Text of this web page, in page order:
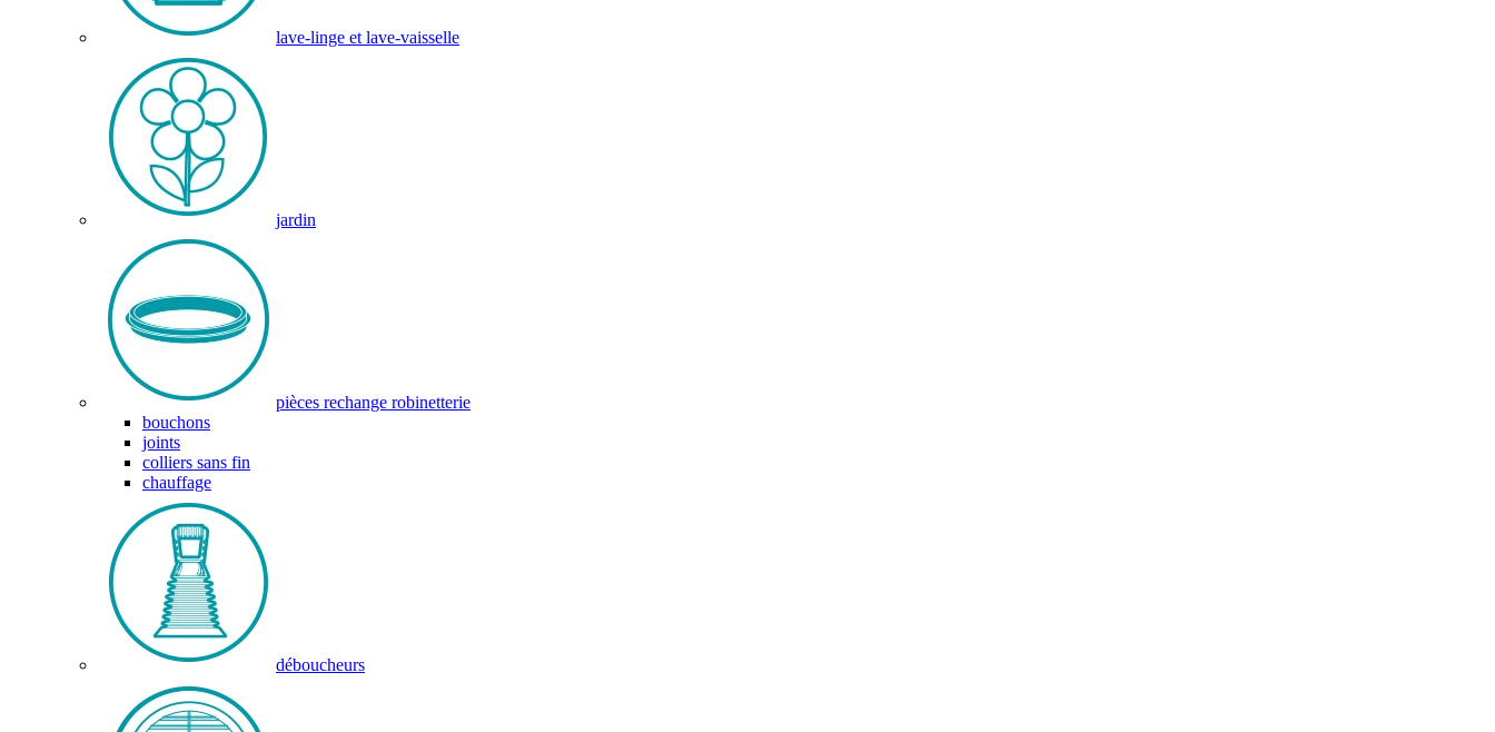
lave-linge et lave-vaisselle
jardin
pièces rechange robinetterie
bouchons
joints
colliers sans fin
chauffage
déboucheurs